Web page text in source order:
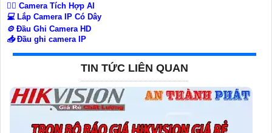
🧛‍♀️ Camera Tích Hợp AI
💻Lắp Camera IP Có Dây
⚙️Đầu Ghi Camera HD
📥Đầu ghi camera IP
TIN TỨC LIÊN QUAN